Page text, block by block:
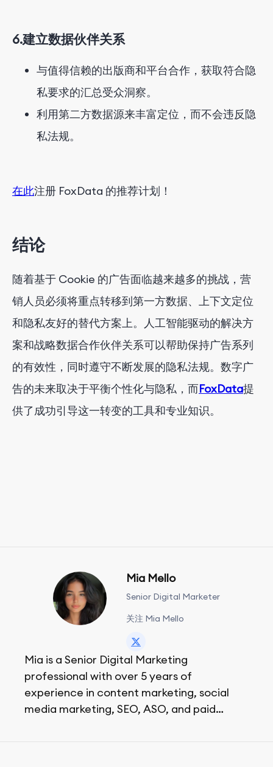
6.建立数据伙伴关系
与值得信赖的出版商和平台合作，获取符合隐
私要求的汇总受众洞察。
利用第二方数据源来丰富定位，而不会违反隐
私法规。
在此注册 FoxData 的推荐计划 ！
结论
随着基于 Cookie 的广告面临越来越多的挑战，营
销人员必须将重点转移到第一方数据、上下文定位
和隐私友好的替代方案上。人工智能驱动的解决方
案和战略数据合作伙伴关系可以帮助保持广告系列
的有效性，同时遵守不断发展的隐私法规。数字广
告的未来取决于平衡个性化与隐私，而FoxData提
供了成功引导这一转变的工具和专业知识。
Mia Mello
Senior Digital Marketer
关注 Mia Mello
Mia is a Senior Digital Marketing
professional with over 5 years of
experience in content marketing, social
media marketing, SEO, ASO, and paid